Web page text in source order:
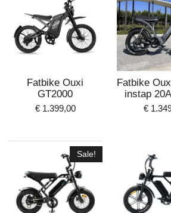
Fatbike Ouxi
GT2000
€ 1.399,00
Fatbike
instap
€
Sale!